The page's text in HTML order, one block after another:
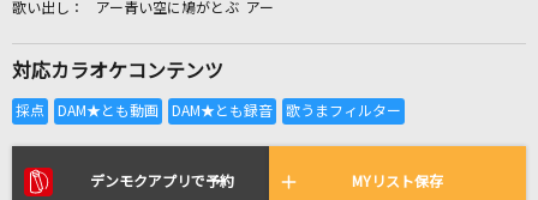
全国りれき
リアルタイムで歌われている曲の一覧
アー青い空に鳩がとぶ アー
対応カラオケコンテンツ
デンモクアプリで予約 MYリスト保存